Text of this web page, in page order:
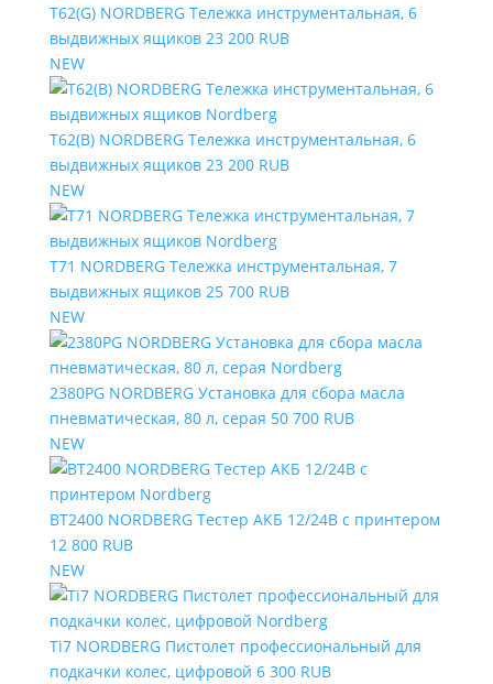
T62(G) NORDBERG Тележка инструментальная, 6
выдвижных ящиков 23 200 RUB
NEW
T62(B) NORDBERG Тележка инструментальная, 6
выдвижных ящиков 23 200 RUB
NEW
T71 NORDBERG Тележка инструментальная, 7
выдвижных ящиков 25 700 RUB
NEW
2380PG NORDBERG Установка для сбора масла
пневматическая, 80 л, серая 50 700 RUB
NEW
BT2400 NORDBERG Тестер АКБ 12/24В с принтером
12 800 RUB
NEW
Ti7 NORDBERG Пистолет профессиональный для
подкачки колес, цифровой 6 300 RUB